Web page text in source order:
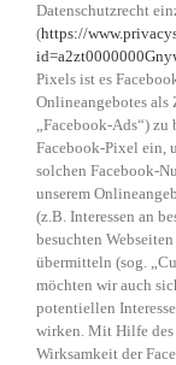
Datenschutzrecht
(https://
Pixels ist es
Onlineangebotes
„Facebook-Ads“) zu
Facebook-Pixel ein,
solchen Facebook-
unserem
(z.B. Interessen an
besuchten
übermitteln (sog.
möchten wir auch
potentiellen
wirken. Mit Hilfe des
Wirksamkeit der